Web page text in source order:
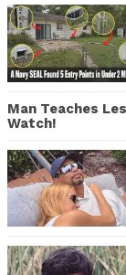
Man Teaches
Watch!